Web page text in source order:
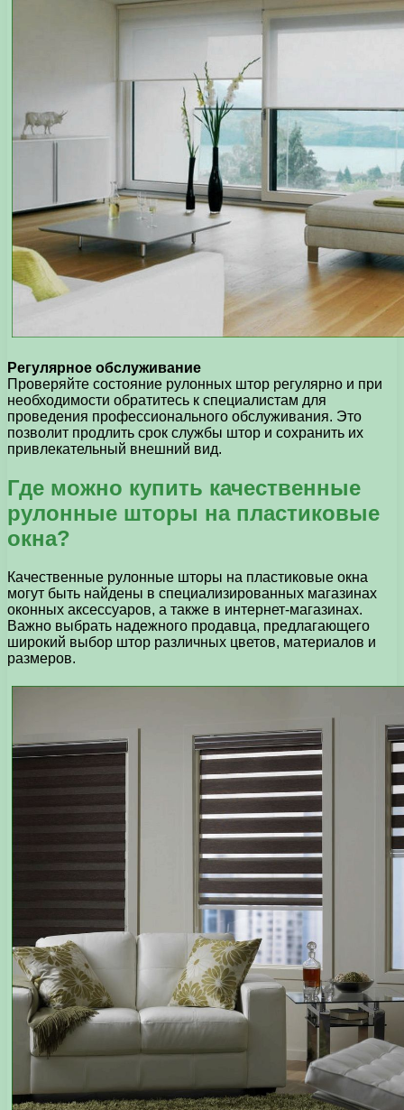
Регулярное обслуживание
Проверяйте состояние рулонных штор регулярно и при
необходимости обратитесь к специалистам для
проведения профессионального обслуживания. Это
позволит продлить срок службы штор и сохранить их
привлекательный внешний вид.
Где можно купить качественные
рулонные шторы на пластиковые
окна?
Качественные рулонные шторы на пластиковые окна
могут быть найдены в специализированных магазинах
оконных аксессуаров, а также в интернет-магазинах.
Важно выбрать надежного продавца, предлагающего
широкий выбор штор различных цветов, материалов и
размеров.